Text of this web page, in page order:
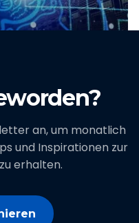
an, um monatlich
und Inspirationen zur
erhalten.